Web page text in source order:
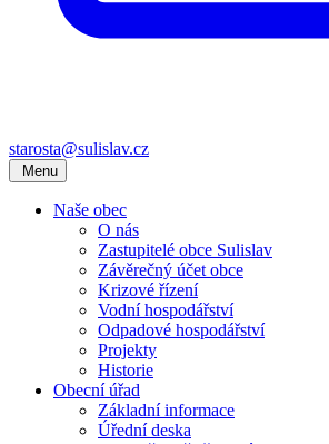
starosta@sulislav.cz
Menu
Naše obec
O nás
Zastupitelé obce Sulislav
Závěrečný účet obce
Krizové řízení
Vodní hospodářství
Odpadové hospodářství
Projekty
Historie
Obecní úřad
Základní informace
Úřední deska